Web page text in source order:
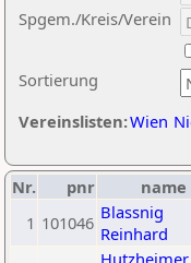
Sortierung
Spgem./Kreis/Verein
Vereinslisten:Wien
Nr. pnr name
1 101046 Blassnig
Reinhard
Hutzheimer